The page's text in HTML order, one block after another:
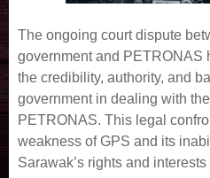
The ongoing court dispute
government and PETRONAS
the credibility, authority, and
government in dealing with
PETRONAS. This legal
weakness of GPS and its
Sarawak’s rights and